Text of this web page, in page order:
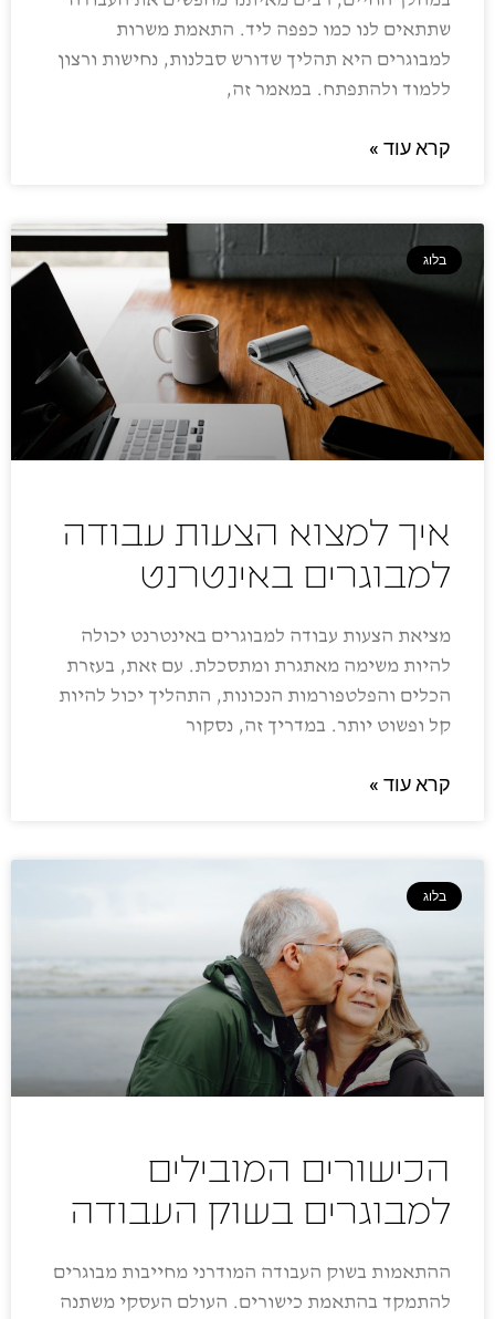
שתתאים לנו כמו כפפה ליד. התאמת משרות
למבוגרים היא תהליך שדורש סבלנות, נחישות ורצון
ללמוד ולהתפתח. במאמר זה,
קרא עוד »
בלוג
איך למצוא הצעות עבודה
למבוגרים באינטרנט
מציאת הצעות עבודה למבוגרים באינטרנט יכולה
להיות משימה מאתגרת ומתסכלת. עם זאת, בעזרת
הכלים והפלטפורמות הנכונות, התהליך יכול להיות
קל ופשוט יותר. במדריך זה, נסקור
קרא עוד »
בלוג
הכישורים המובילים
למבוגרים בשוק העבודה
ההתאמות בשוק העבודה המודרני מחייבות מבוגרים
להתמקד בהתאמת כישורים. העולם העסקי משתנה